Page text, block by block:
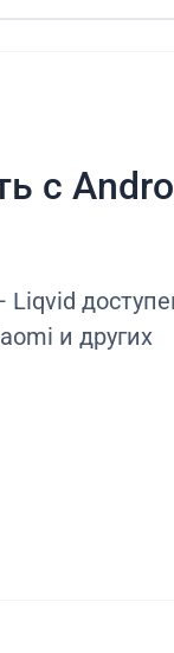
с
и других